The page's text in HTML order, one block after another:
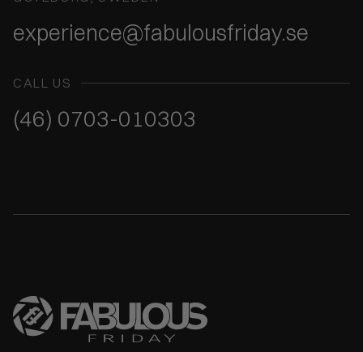
experience@fabulousfriday.se
CALL US
(46) 0703-010303